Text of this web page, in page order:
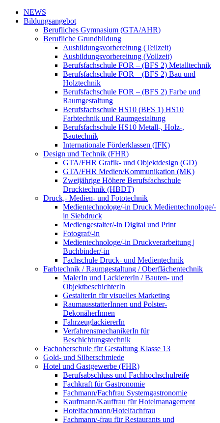
NEWS
Bildungsangebot
Berufliches Gymnasium (GTA/AHR)
Berufliche Grundbildung
Ausbildungsvorbereitung (Teilzeit)
Ausbildungsvorbereitung (Vollzeit)
Berufsfachschule FOR – (BFS 2) Metalltechnik
Berufsfachschule FOR – (BFS 2) Bau und
Holztechnik
Berufsfachschule FOR – (BFS 2) Farbe und
Raumgestaltung
Berufsfachschule HS10 (BFS 1) HS10
Farbtechnik und Raumgestaltung
Berufsfachschule HS10 Metall-, Holz-,
Bautechnik
Internationale Förderklassen (IFK)
Design und Technik (FHR)
GTA/FHR Grafik- und Objektdesign (GD)
GTA/FHR Medien/Kommunikation (MK)
Zweijährige Höhere Berufsfachschule
Drucktechnik (HBDT)
Druck,- Medien- und Fototechnik
Medientechnologe/-in Druck Medientechnologe/-
in Siebdruck
Mediengestalter/-in Digital und Print
Fotograf/-in
Medientechnologe/-in Druckverarbeitung |
Buchbinder/-in
Fachschule Druck- und Medientechnik
Farbtechnik / Raumgestaltung / Oberflächentechnik
MalerIn und LackiererIn / Bauten- und
ObjektbeschichterIn
GestalterIn für visuelles Marketing
RaumausstatterInnen und Polster-
DekonäherInnen
FahrzeuglackiererIn
VerfahrensmechanikerIn für
Beschichtungstechnik
Fachoberschule für Gestaltung Klasse 13
Gold- und Silberschmiede
Hotel und Gastgewerbe (FHR)
Berufsabschluss und Fachhochschulreife
Fachkraft für Gastronomie
Fachmann/Fachfrau Systemgastronomie
Kaufmann/Kauffrau für Hotelmanagement
Hotelfachmann/Hotelfachfrau
Fachmann/-frau für Restaurants und